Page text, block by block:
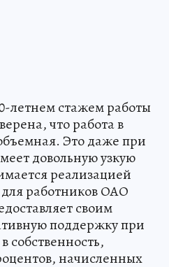
летнем стажем работы
что работа в
Это даже при
довольную узкую
реализацией
работников ОАО
своим
поддержку при
собственность,
начисленных